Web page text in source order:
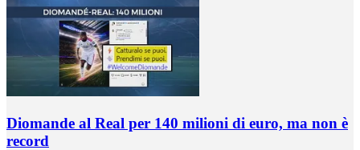
Diomande al Real per 140 milioni di euro, ma non è
record